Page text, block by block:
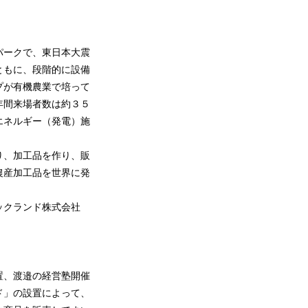
クで、東日本大震
もに、段階的に設備
有機農業で培って
来場者数は約３５
ルギー（発電）施
加工品を作り、販
加工品を世界に発
ランド株式会社
渡邉の経営塾開催
の設置によって、